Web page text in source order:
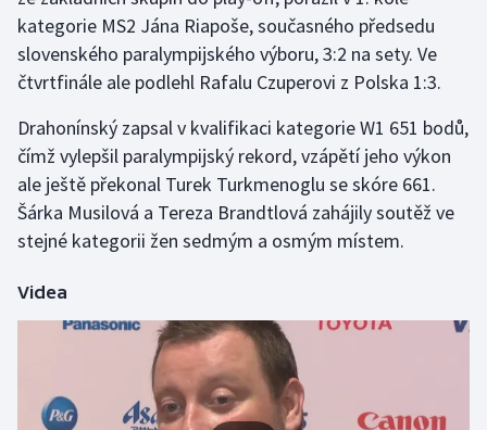
Golf
Gymnastika
Házená
Jezdectví
Krasobruslení
kategorie MS2 Jána Riapoše, současného předsedu
slovenského paralympijského výboru, 3:2 na sety. Ve
čtvrtfinále ale podlehl Rafalu Czuperovi z Polska 1:3.
Drahonínský zapsal v kvalifikaci kategorie W1 651 bodů,
čímž vylepšil paralympijský rekord, vzápětí jeho výkon
ale ještě překonal Turek Turkmenoglu se skóre 661.
Šárka Musilová a Tereza Brandtlová zahájily soutěž ve
stejné kategorii žen sedmým a osmým místem.
Videa